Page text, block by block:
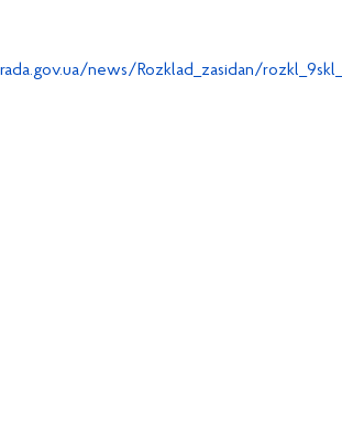
news/Rozklad_zasidan/